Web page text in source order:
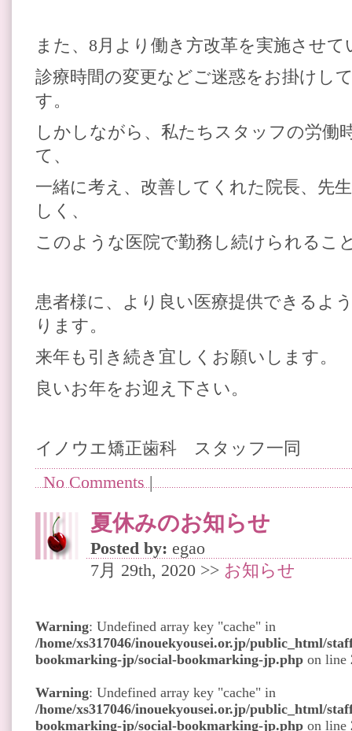
また、8月より働き方改革を実施させ
診療時間の変更などご迷惑をお掛けし
す。
しかしながら、私たちスタッフの労働
て、
一緒に考え、改善してくれた院長、先
しく、
このような医院で勤務し続けられるこ
患者様に、より良い医療提供できるよ
ります。
来年も引き続き宜しくお願いします。
良いお年をお迎え下さい。
イノウエ矯正歯科 スタッフ一同
No Comments|
夏休みのお知らせ
Posted by: egao
7月 29th, 2020 >> お知らせ
Warning: Undefined array key "cache" in
/home/xs317046/inouekyousei.or.jp/public_html/
bookmarking-jp/social-bookmarking-jp.php on line
Warning: Undefined array key "cache" in
/home/xs317046/inouekyousei.or.jp/public_html/
bookmarking-jp/social-bookmarking-jp.php on line